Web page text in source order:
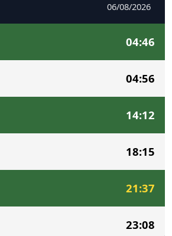
06/08/2026
04:46
04:56
14:12
18:15
21:37
23:08